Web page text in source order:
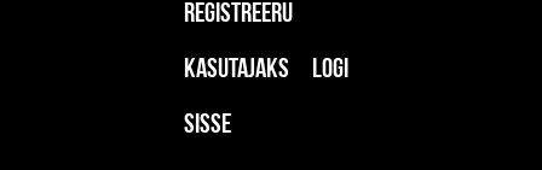
Registreeru
kasutajaks
Logi
sisse